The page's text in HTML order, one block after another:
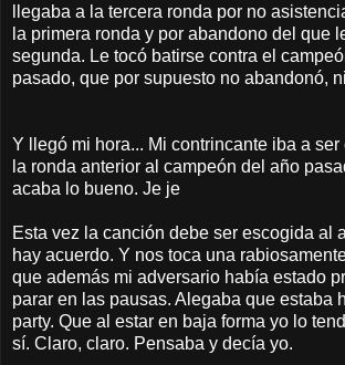
llegaba a la tercera ronda por no
la primera ronda y por abandono del que
segunda. Le tocó batirse contra el
pasado, que por supuesto no abandonó,
Y llegó mi hora... Mi contrincante iba a
la ronda anterior al campeón del año
acaba lo bueno. Je je
Esta vez la canción debe ser escogida al
hay acuerdo. Y nos toca una
que además mi adversario había estado
parar en las pausas. Alegaba que estaba
party. Que al estar en baja forma yo lo
sí. Claro, claro. Pensaba y decía yo.